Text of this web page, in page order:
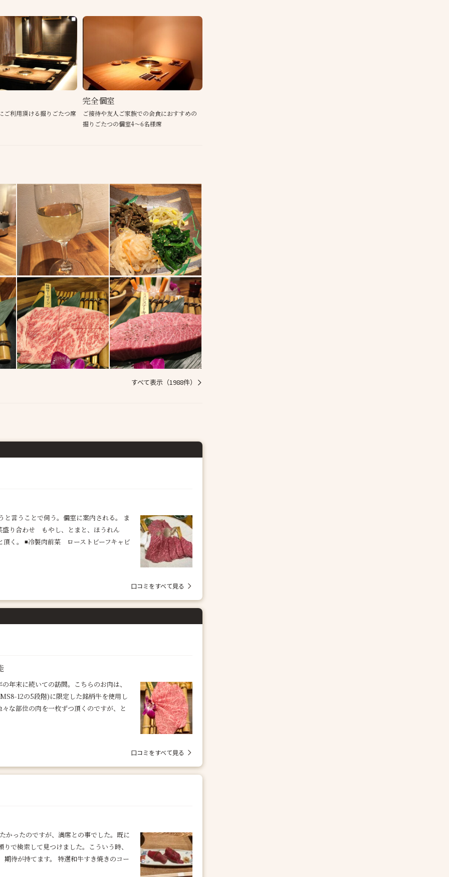
ご利用頂ける掘りごたつ席
完全個室
ご接待や友人ご家族での会食におすすめの
掘りごたつの個室4〜6名様席
すべて表示（1988件）
言うことで伺う。個室に案内される。 ま
盛り合わせ もやし、とまと、ほうれん
く。 ◾️冷製肉前菜 ローストビーフキャビ
口コミをすべて見る
年末に続いての訪問。こちらのお肉は、
12の5段階)に限定した銘柄牛を使用し
な部位の肉を一枚ずつ頂くのですが、と
口コミをすべて見る
かったのですが、満席との事でした。既に
で検索して見つけました。こういう時、
待が持てます。 特選和牛すき焼きのコー